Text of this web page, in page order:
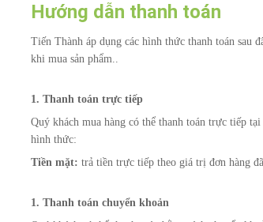
Hướng dẫn thanh toán
Tiến Thành áp dụng các hình thức thanh toán sau
khi mua sản phẩm..
1. Thanh toán trực tiếp
Quý khách mua hàng có thể thanh toán trực tiếp
hình thức:
Tiền mặt: trả tiền trực tiếp theo giá trị đơn hàng
1. Thanh toán chuyển khoản